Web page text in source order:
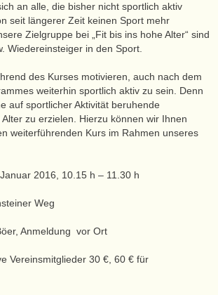
an alle, die bisher nicht sportlich aktiv
seit längerer Zeit keinen Sport mehr
Zielgruppe bei „Fit bis ins hohe Alter“ sind
Wiedereinsteiger in den Sport.
des Kurses motivieren, auch nach dem
weiterhin sportlich aktiv zu sein. Denn
auf sportlicher Aktivität beruhende
zu erzielen. Hierzu können wir Ihnen
weiterführenden Kurs im Rahmen unseres
2016, 10.15 h – 11.30 h
Weg
Anmeldung vor Ort
Vereinsmitglieder 30 €, 60 € für